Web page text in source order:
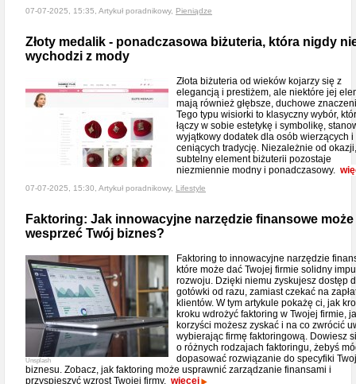
07-07-2025, 15:35, Artykuł poradnikowy, Pieniądze
Złoty medalik - ponadczasowa biżuteria, która nigdy
wychodzi z mody
Złota biżuteria od wieków kojarzy się z
elegancją i prestiżem, ale niektóre jej
mają również głębsze, duchowe
Tego typu wisiorki to klasyczny wybór,
łączy w sobie estetykę i symbolikę,
wyjątkowy dodatek dla osób wierzących i
ceniących tradycję. Niezależnie od
subtelny element biżuterii pozostaje
niezmiennie modny i ponadczasowy.
07-07-2025, 15:30, Artykuł poradnikowy, Lifestyle
Faktoring: Jak innowacyjne narzędzie finansowe może
wesprzeć Twój biznes?
Unsplash
Faktoring to innowacyjne narzędzie
które może dać Twojej firmie solidny
rozwoju. Dzięki niemu zyskujesz dostęp
gotówki od razu, zamiast czekać na
klientów. W tym artykule pokażę ci, jak
kroku wdrożyć faktoring w Twojej firmie,
korzyści możesz zyskać i na co zwrócić
wybierając firmę faktoringową. Dowiesz
o różnych rodzajach faktoringu, żebyś
dopasować rozwiązanie do specyfiki
biznesu. Zobacz, jak faktoring może usprawnić zarządzanie finansami i
przyspieszyć wzrost Twojej firmy. więcej